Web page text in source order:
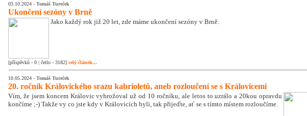
03.10.2024 - Tomáš Tureček
Ukončení sezóny v Brně
Jako každý rok již 20 let, zde máme ukončení sezóny v Brně.
[příspěvků - 0 | četlo - 3182] celý článek...
10.05.2024 - Tomáš Tureček
20. ročník Královického srazu kabrioletů, aneb rozloučení se s Královicemi
Vím, že jsem koncem Královic vyhrožoval už od 10 ročníku, ale letos to uzrálo a 20kou opravdu
končíme ;-) Takže vy co jste kdy v Královicích byli, tak přijeďte, ať se s tímto místem rozloučíme.